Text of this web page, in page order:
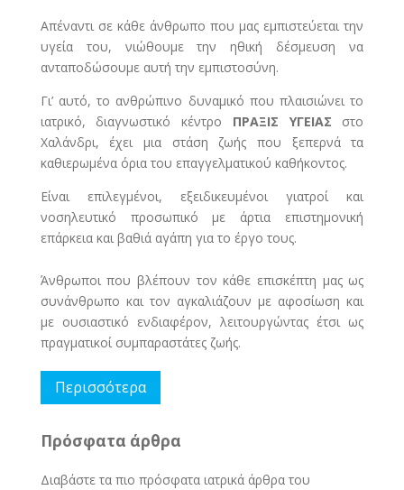
Απέναντι σε κάθε άνθρωπο που μας εμπιστεύεται την
υγεία του, νιώθουμε την ηθική δέσμευση να
ανταποδώσουμε αυτή την εμπιστοσύνη.
Γι’ αυτό, το ανθρώπινο δυναμικό που πλαισιώνει το
ιατρικό, διαγνωστικό κέντρο ΠΡΑΞΙΣ ΥΓΕΙΑΣ στο
Χαλάνδρι, έχει μια στάση ζωής που ξεπερνά τα
καθιερωμένα όρια του επαγγελματικού καθήκοντος.
Είναι επιλεγμένοι, εξειδικευμένοι γιατροί και
νοσηλευτικό προσωπικό με άρτια επιστημονική
επάρκεια και βαθιά αγάπη για το έργο τους.
Άνθρωποι που βλέπουν τον κάθε επισκέπτη μας ως
συνάνθρωπο και τον αγκαλιάζουν με αφοσίωση και
με ουσιαστικό ενδιαφέρον, λειτουργώντας έτσι ως
πραγματικοί συμπαραστάτες ζωής.
Περισσότερα
Πρόσφατα άρθρα
Διαβάστε τα πιο πρόσφατα ιατρικά άρθρα του